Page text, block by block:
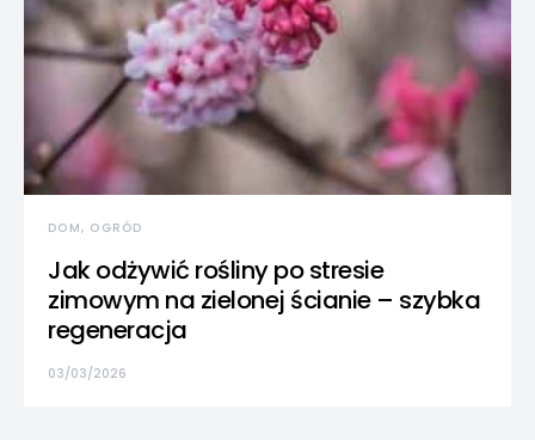
DOM, OGRÓD
Jak odżywić rośliny po stresie
zimowym na zielonej ścianie – szybka
regeneracja
03/03/2026